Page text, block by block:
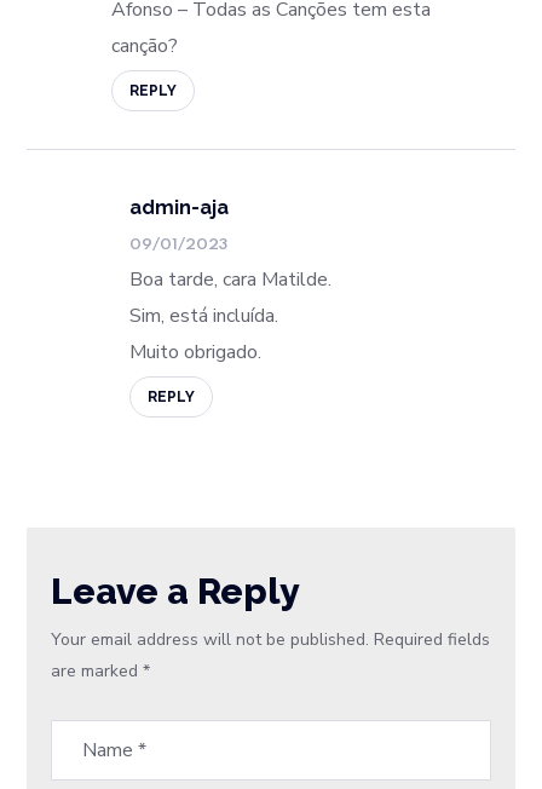
Afonso – Todas as Canções tem esta
canção?
REPLY
admin-aja
09/01/2023
Boa tarde, cara Matilde.
Sim, está incluída.
Muito obrigado.
REPLY
Leave a Reply
Your email address will not be published. Required fields
are marked*